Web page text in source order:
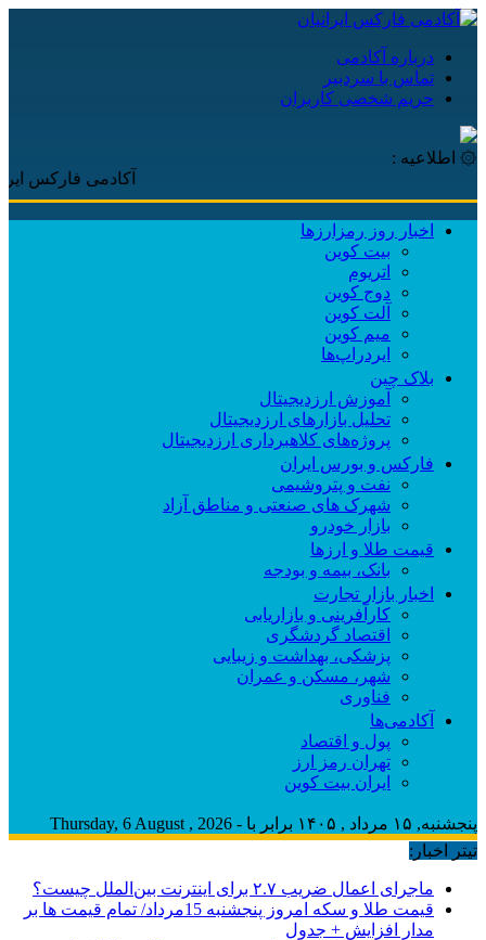
درباره آکادمی
تماس با سردبیر
حریم شخصی کاربران
۞ اطلاعیه :
آکادمی فارکس
اخبار روز رمزارزها
بیت کوین
اتریوم
دوج کوین
آلت کوین
میم کوین‌
ایردراپ‌ها
بلاک چین
آموزش ارزدیجیتال
تحلیل بازارهای ارزدیجیتال
پروژه‌های کلاهبرداری ارزدیجیتال
فارکس و بورس ایران
نفت و پتروشیمی
شهرک های صنعتی و مناطق آزاد
بازار خودرو
قیمت طلا و ارزها
بانک، بیمه و بودجه
اخبار بازار تجارت
کارآفرینی و بازاریابی
اقتصاد گردشگری
پزشکی، بهداشت و زیبایی
شهر، مسکن و عمران
فناوری
آکادمی‌ها
پول و اقتصاد
تهران رمز ارز
ایران بیت کوین
پنجشنبه, ۱۵ مرداد , ۱۴۰۵ برابر با - Thursday, 6 August , 2026
تیتر اخبار:
ماجرای اعمال ضریب ۲.۷ برای اینترنت بین‌الملل چیست؟
قیمت طلا و سکه امروز پنجشنبه 15مرداد/ تمام قیمت ها بر
مدار افزایش + جدول